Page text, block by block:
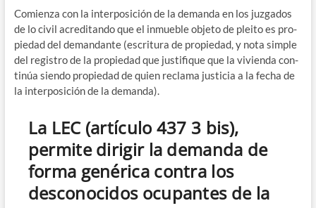
Comien­za con la inter­po­si­ción de la deman­da en los juz­ga­dos
de lo civil acre­di­tan­do que el inmue­ble obje­to de plei­to es pro­
pie­dad del deman­dan­te (escri­tu­ra de pro­pie­dad, y nota sim­ple
del regis­tro de la pro­pie­dad que jus­ti­fi­que que la vivien­da con­
ti­núa sien­do pro­pie­dad de quien recla­ma jus­ti­cia a la fecha de
la inter­po­si­ción de la demanda).
La LEC (artículo 437 3 bis),
permite dirigir la demanda de
forma genérica contra los
desconocidos ocupantes de la